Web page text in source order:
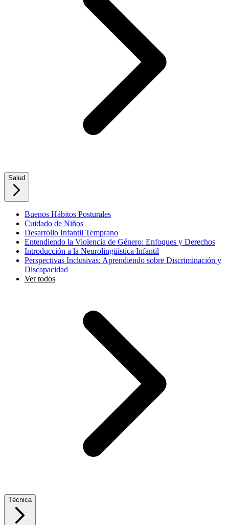
Salud
Buenos Hábitos Posturales
Cuidado de Niños
Desarrollo Infantil Temprano
Entendiendo la Violencia de Género: Enfoques y Derechos
Introducción a la Neurolingüística Infantil
Perspectivas Inclusivas: Aprendiendo sobre Discriminación y
Discapacidad
Ver todos
Técnica